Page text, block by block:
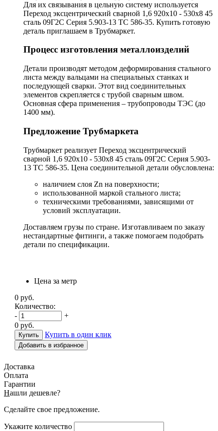
Для их связывания в цельную систему используется
Переход эксцентрический сварной 1,6 920х10 - 530х8 45
сталь 09Г2С Серия 5.903-13 ТС 586-35. Купить готовую
деталь приглашаем в Трубмаркет.
Процесс изготовления металлоизделий
Детали производят методом деформирования стального
листа между вальцами на специальных станках и
последующей сварки. Этот вид соединительных
элементов скрепляется с трубой сварным швом.
Основная сфера применения – трубопроводы ТЭС (до
1400 мм).
Предложение Трубмаркета
Трубмаркет реализует Переход эксцентрический
сварной 1,6 920х10 - 530х8 45 сталь 09Г2С Серия 5.903-
13 ТС 586-35. Цена соединительной детали обусловлена:
наличием слоя Zn на поверхности;
использованной маркой стального листа;
техническими требованиями, зависящими от
условий эксплуатации.
Доставляем грузы по стране. Изготавливаем по заказу
нестандартные фитинги, а также помогаем подобрать
детали по спецификации.
Цена за метр
0 руб.
Количество:
-
+
0 руб.
Купить в один клик
Добавить в избранное
Доставка
Оплата
Гарантии
Нашли дешевле?
Сделайте свое предложение.
Укажите количество